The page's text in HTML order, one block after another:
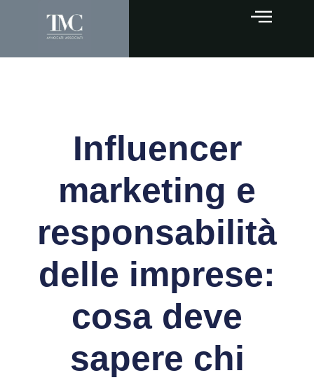
Influencer
marketing e
responsabilità
delle imprese:
cosa deve
sapere chi